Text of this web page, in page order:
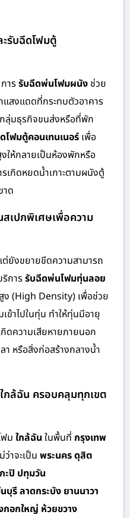
รับฉีดโฟมตู้
ารรับฉีดพ่นโฟมผนัง ช่วย
แสงแดดที่กระทบตัวอาคาร
ลุ่มธุรกิจขนส่งหรือที่พัก
โฟมตู้คอนเทนเนอร์ เพื่อ
ให้กลายเป็นห้องพักหรือ
เกิดหยดน้ำเกาะตามผนังตู้
าด
เปกพิเศษเพื่อความ
ต่ยังขยายขีดความสามารถ
การรับฉีดพ่นโฟมทุ่นลอย
ง (High Density) เพื่อช่วย
ข้าไปในทุ่น ทำให้ทุ่นมีอายุ
ดความเสียหายภายนอก
หรือสิ่งก่อสร้างกลางน้ำ
ล้ฉัน ครอบคลุมทุกเขต
ม ใกล้ฉัน ในพื้นที่ กรุงเทพ
าจะเป็น พระนคร ดุสิต
ะปิ ปทุมวัน
รี ลาดกระบัง ยานนาวา
อกใหญ่ ห้วยขวาง